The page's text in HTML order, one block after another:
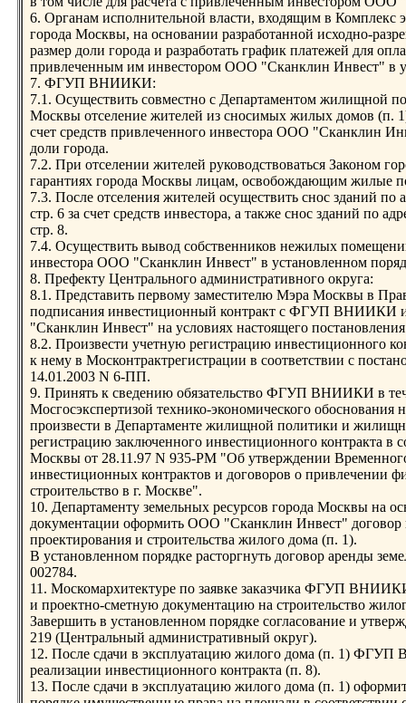
6. Органам исполнительной власти, входящим в Комплекс
города Москвы, на основании разработанной исходно-
размер доли города и разработать график платежей для
привлеченным им инвестором ООО "Сканклин Инвест" в
7. ФГУП ВНИИКИ:
7.1. Осуществить совместно с Департаментом жилищной
Москвы отселение жителей из сносимых жилых домов (п.
счет средств привлеченного инвестора ООО "Сканклин
доли города.
7.2. При отселении жителей руководствоваться Законом
гарантиях города Москвы лицам, освобождающим жилые
7.3. После отселения жителей осуществить снос зданий по
стр. 6 за счет средств инвестора, а также снос зданий по
стр. 8.
7.4. Осуществить вывод собственников нежилых
инвестора ООО "Сканклин Инвест" в установленном
8. Префекту Центрального административного округа:
8.1. Представить первому заместителю Мэра Москвы в
подписания инвестиционный контракт с ФГУП ВНИИКИ
"Сканклин Инвест" на условиях настоящего
8.2. Произвести учетную регистрацию инвестиционного
к нему в Москонтрактрегистрации в соответствии с
14.01.2003 N 6-ПП.
9. Принять к сведению обязательство ФГУП ВНИИКИ в
Мосгосэкспертизой технико-экономического обоснования
произвести в Департаменте жилищной политики и
регистрацию заключенного инвестиционного контракта в
Москвы от 28.11.97 N 935-РМ "Об утверждении
инвестиционных контрактов и договоров о привлечении
строительство в г. Москве".
10. Департаменту земельных ресурсов города Москвы на
документации оформить ООО "Сканклин Инвест" договор
проектирования и строительства жилого дома (п. 1).
В установленном порядке расторгнуть договор аренды
002784.
11. Москомархитектуре по заявке заказчика ФГУП
и проектно-сметную документацию на строительство
Завершить в установленном порядке согласование и
219 (Центральный административный округ).
12. После сдачи в эксплуатацию жилого дома (п. 1) ФГУП
реализации инвестиционного контракта (п. 8).
13. После сдачи в эксплуатацию жилого дома (п. 1)